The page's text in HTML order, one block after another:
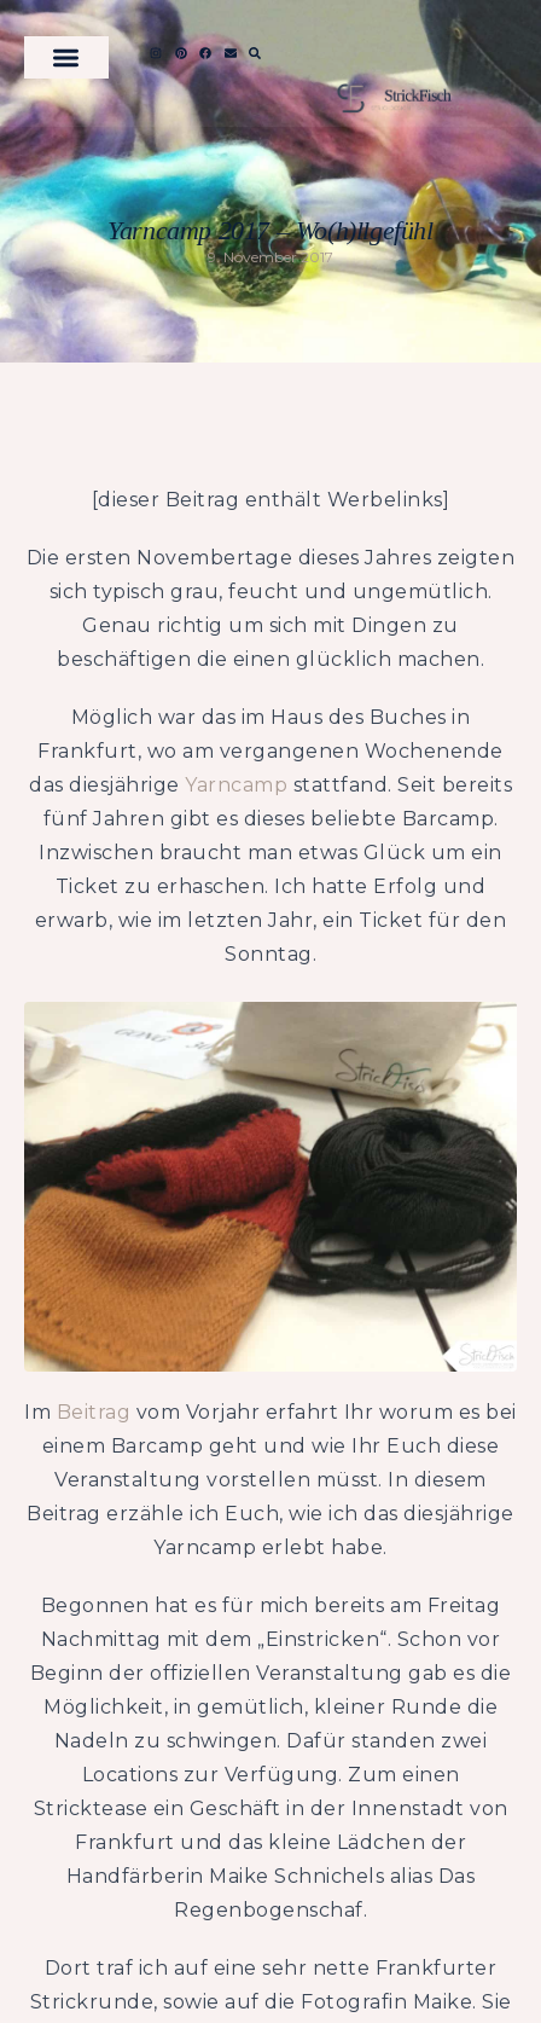
Yarncamp 2017 – Wo(h)llgefühl
9. November 2017
[dieser Beitrag enthält Werbelinks]
Die ersten Novembertage dieses Jahres zeigten
sich typisch grau, feucht und ungemütlich.
Genau richtig um sich mit Dingen zu
beschäftigen die einen glücklich machen.
Möglich war das im Haus des Buches in
Frankfurt, wo am vergangenen Wochenende
das diesjährige Yarncamp stattfand. Seit bereits
fünf Jahren gibt es dieses beliebte Barcamp.
Inzwischen braucht man etwas Glück um ein
Ticket zu erhaschen. Ich hatte Erfolg und
erwarb, wie im letzten Jahr, ein Ticket für den
Sonntag.
Im Beitrag vom Vorjahr erfahrt Ihr worum es bei
einem Barcamp geht und wie Ihr Euch diese
Veranstaltung vorstellen müsst. In diesem
Beitrag erzähle ich Euch, wie ich das diesjährige
Yarncamp erlebt habe.
Begonnen hat es für mich bereits am Freitag
Nachmittag mit dem „Einstricken“. Schon vor
Beginn der offiziellen Veranstaltung gab es die
Möglichkeit, in gemütlich, kleiner Runde die
Nadeln zu schwingen. Dafür standen zwei
Locations zur Verfügung. Zum einen
Stricktease ein Geschäft in der Innenstadt von
Frankfurt und das kleine Lädchen der
Handfärberin Maike Schnichels alias Das
Regenbogenschaf.
Dort traf ich auf eine sehr nette Frankfurter
Strickrunde, sowie auf die Fotografin Maike. Sie